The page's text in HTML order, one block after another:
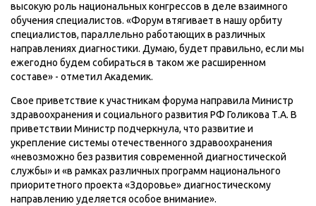
высокую роль национальных конгрессов в деле взаимного
обучения специалистов. «Форум втягивает в нашу орбиту
специалистов, параллельно работающих в различных
направлениях диагностики. Думаю, будет правильно, если мы
ежегодно будем собираться в таком же расширенном
составе» - отметил Академик.
Свое приветствие к участникам форума направила Министр
здравоохранения и социального развития РФ Голикова Т.А. В
приветствии Министр подчеркнула, что развитие и
укрепление системы отечественного здравоохранения
«невозможно без развития современной диагностической
службы» и «в рамках различных программ национального
приоритетного проекта «Здоровье» диагностическому
направлению уделяется особое внимание».